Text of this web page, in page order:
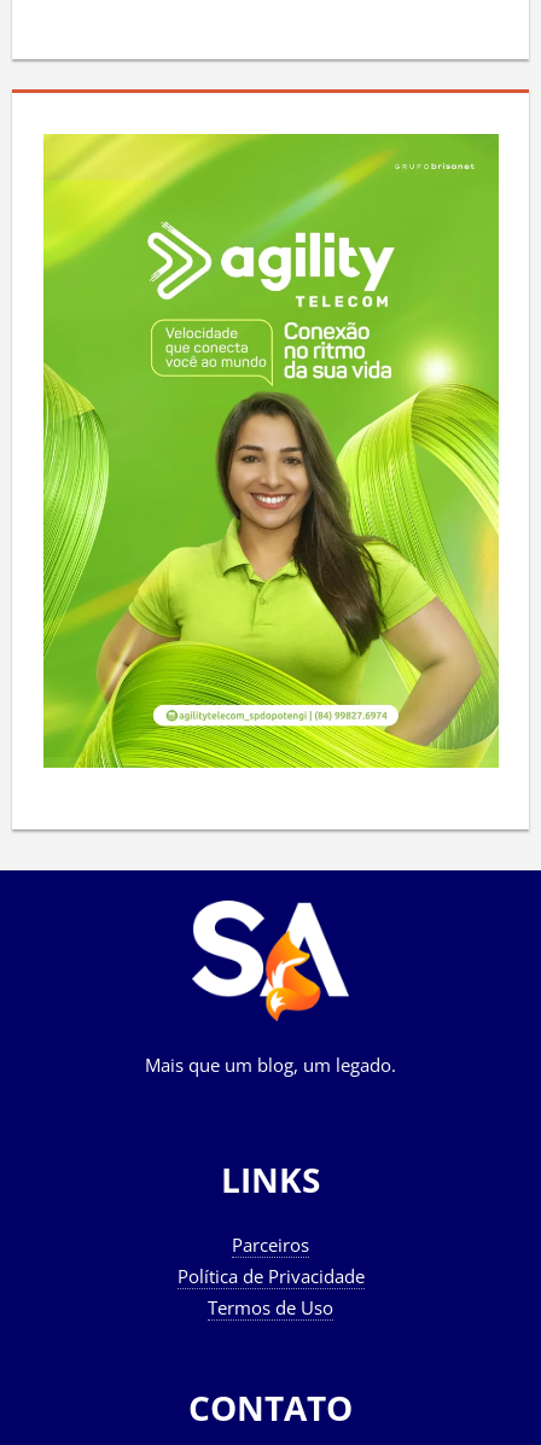
Mais que um blog, um legado.
LINKS
Parceiros
Política de Privacidade
Termos de Uso
CONTATO